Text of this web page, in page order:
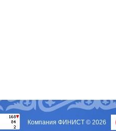
Компания ФИНИСТ © 2026